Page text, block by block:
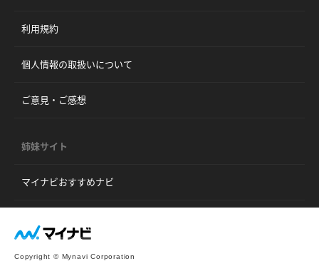
利用規約
個人情報の取扱いについて
ご意見・ご感想
姉妹サイト
マイナビおすすめナビ
Copyright © Mynavi Corporation